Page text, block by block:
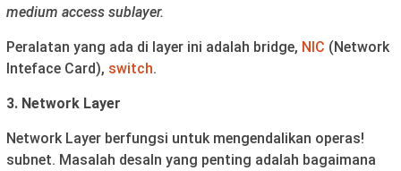
medium access sublayer.
Peralatan yang ada di layer ini adalah bridge, NIC (Network
Inteface Card), switch.
3. Network Layer
Network Layer berfungsi untuk mengendalikan operas!
subnet. Masalah desaln yang penting adalah bagaimana